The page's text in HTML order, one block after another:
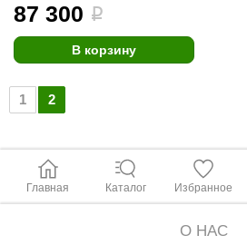
87 300 i
В корзину
1 2
Главная Каталог Избранное
О НАС